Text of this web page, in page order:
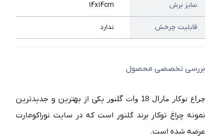
سایز برش 14x14cm
قابلیت چرخش ندارد
بررسی تخصصی محصول
چراغ توکار مارال 18 وات گلنور
یکی از بهترین و جدیدترین
نمونه چراغ توکار برند گلنور است که در سایت نوراکومارت
عرضه شده است.